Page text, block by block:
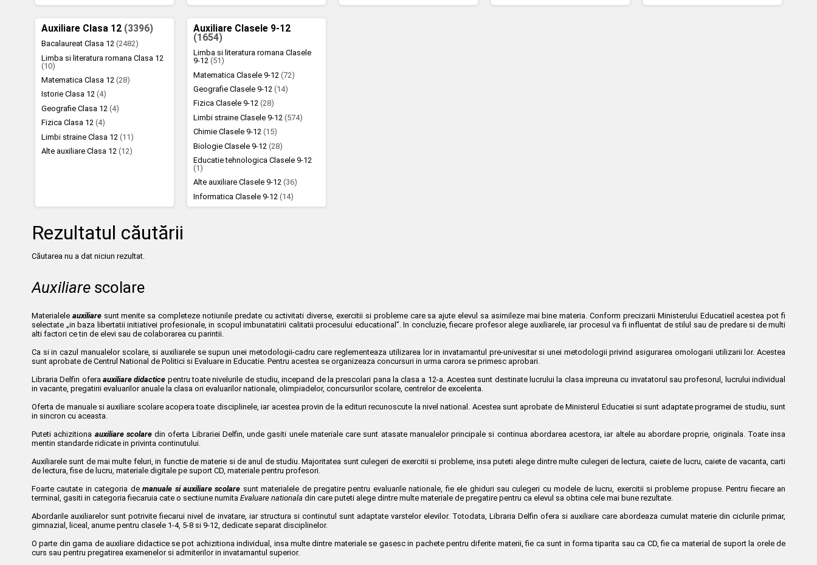
Auxiliare Clasa 12 (3396)
Bacalaureat Clasa 12(2482)
Limba si literatura romana Clasa 12
(10)
Matematica Clasa 12(28)
Istorie Clasa 12(4)
Geografie Clasa 12(4)
Fizica Clasa 12(4)
Limbi straine Clasa 12(11)
Alte auxiliare Clasa 12(12)
Auxiliare Clasele 9-12
(1654)
Limba si literatura romana Clasele
9-12(51)
Matematica Clasele 9-12(72)
Geografie Clasele 9-12(14)
Fizica Clasele 9-12(28)
Limbi straine Clasele 9-12(574)
Chimie Clasele 9-12(15)
Biologie Clasele 9-12(28)
Educatie tehnologica Clasele 9-12
(1)
Alte auxiliare Clasele 9-12(36)
Informatica Clasele 9-12(14)
Rezultatul căutării
Căutarea nu a dat niciun rezultat.
Auxiliare scolare
Materialele auxiliaresunt menite sa completeze notiunile predate cu activitati diverse, exercitii si probleme care sa ajute elevul sa asimileze mai bine materia. Conform precizarii Ministerului Educatieil acestea pot fi
selectate „in baza libertatii initiativei profesionale, in scopul imbunatatirii calitatii procesului educational”. In concluzie, fiecare profesor alege auxiliarele, iar procesul va fi influentat de stilul sau de predare si de multi
alti factori ce tin de elevi sau de colaborarea cu parintii.
Ca si in cazul manualelor scolare, si auxiliarele se supun unei metodologii-cadru care reglementeaza utilizarea lor in invatamantul pre-univesitar si unei metodologii privind asigurarea omologarii utilizarii lor. Acestea
sunt aprobate de Centrul National de Politici si Evaluare in Educatie. Pentru acestea se organizeaza concursuri in urma carora se primesc aprobari.
Libraria Delfin ofera auxiliare didactice pentru toate nivelurile de studiu, incepand de la prescolari pana la clasa a 12-a. Acestea sunt destinate lucrului la clasa impreuna cu invatatorul sau profesorul, lucrului individual
in vacante, pregatirii evaluarilor anuale la clasa ori evaluarilor nationale, olimpiadelor, concursurilor scolare, centrelor de excelenta.
Oferta de manuale si auxiliare scolare acopera toate disciplinele, iar acestea provin de la edituri recunoscute la nivel national. Acestea sunt aprobate de Ministerul Educatiei si sunt adaptate programei de studiu, sunt
in sincron cu aceasta.
Puteti achizitiona auxiliare scolaredin oferta Librariei Delfin, unde gasiti unele materiale care sunt atasate manualelor principale si continua abordarea acestora, iar altele au abordare proprie, originala. Toate insa
mentin standarde ridicate in privinta continutului.
Auxiliarele sunt de mai multe feluri, in functie de materie si de anul de studiu. Majoritatea sunt culegeri de exercitii si probleme, insa puteti alege dintre multe culegeri de lectura, caiete de lucru, caiete de vacanta, carti
de lectura, fise de lucru, materiale digitale pe suport CD, materiale pentru profesori.
Foarte cautate in categoria demanuale si auxiliare scolare sunt materialele de pregatire pentru evaluarile nationale, fie ele ghiduri sau culegeri cu modele de lucru, exercitii si probleme propuse. Pentru fiecare an
terminal, gasiti in categoria fiecaruia cate o sectiune numita Evaluare nationala din care puteti alege dintre multe materiale de pregatire pentru ca elevul sa obtina cele mai bune rezultate.
Abordarile auxiliarelor sunt potrivite fiecarui nivel de invatare, iar structura si continutul sunt adaptate varstelor elevilor. Totodata, Libraria Delfin ofera si auxiliare care abordeaza cumulat materie din ciclurile primar,
gimnazial, liceal, anume pentru clasele 1-4, 5-8 si 9-12, dedicate separat disciplinelor.
O parte din gama de auxiliare didactice se pot achizitiona individual, insa multe dintre materiale se gasesc in pachete pentru diferite materii, fie ca sunt in forma tiparita sau ca CD, fie ca material de suport la orele de
curs sau pentru pregatirea examenelor si admiterilor in invatamantul superior.